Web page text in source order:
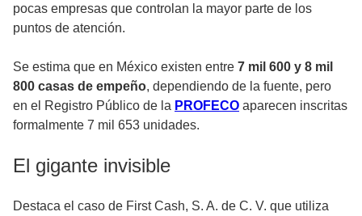
pocas empresas que controlan la mayor parte de los
puntos de atención.
Se estima que en México existen entre 7 mil 600 y 8 mil
800 casas de empeño, dependiendo de la fuente, pero
en el Registro Público de la PROFECO aparecen inscritas
formalmente 7 mil 653 unidades.
El gigante invisible
Destaca el caso de First Cash, S. A. de C. V. que utiliza